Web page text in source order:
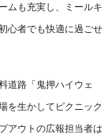
ムも充実し、ミールキ
心者でも快適に過ごせ
道路「鬼押ハイウェ
を生かしてピクニック
アウトの広報担当者は